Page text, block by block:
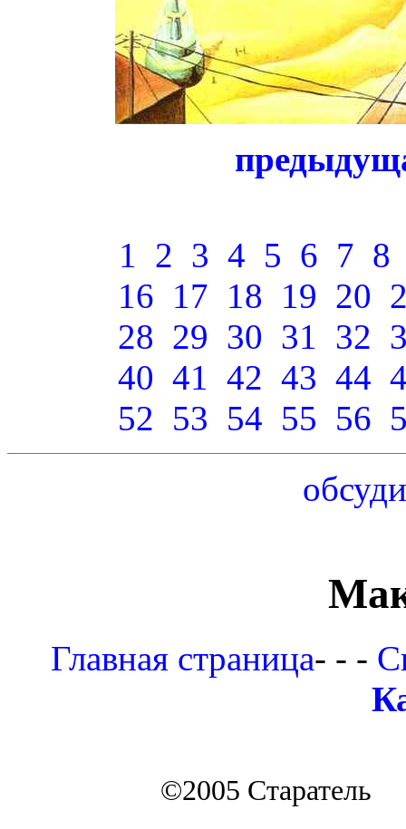
1 2 3 4 5 6 7 8
16 17 18 19 20
28 29 30 31 32
40 41 42 43 44
52 53 54 55 56
Главная страница- - -
©2005